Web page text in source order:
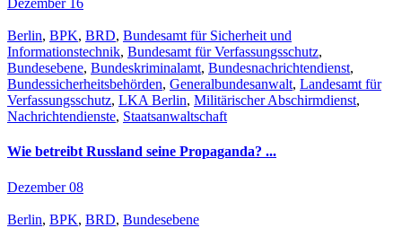
Dezember 16
Berlin, BPK, BRD, Bundesamt für Sicherheit und
Informationstechnik, Bundesamt für Verfassungsschutz,
Bundesebene, Bundeskriminalamt, Bundesnachrichtendienst,
Bundessicherheitsbehörden, Generalbundesanwalt, Landesamt für
Verfassungsschutz, LKA Berlin, Militärischer Abschirmdienst,
Nachrichtendienste, Staatsanwaltschaft
Wie betreibt Russland seine Propaganda? ...
Dezember 08
Berlin, BPK, BRD, Bundesebene